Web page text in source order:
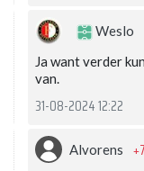
Weslo
Ja want verder
van.
31-08-2024 12:22
Alvorens